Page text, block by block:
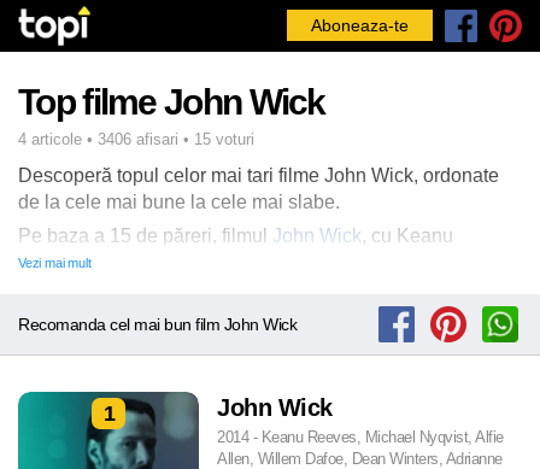
Aboneaza-te
Top filme John Wick
4 articole • 3406 afisari • 15 voturi
Descoperă topul celor mai tari filme John Wick, ordonate
de la cele mai bune la cele mai slabe.
Pe baza a 15 de păreri, filmul John Wick, cu Keanu
Reeves și Michael Nyqvist, a ieșit pe primul loc ca fiind cel
filmele
John Wick: Chapter 2și John Wick: Chapter 4
din
top 4 filme bune John Wick,
Vezi mai mult
Recomanda cel mai bun film John Wick
1 John Wick
2014 - Keanu Reeves, Michael Nyqvist, Alfie
Allen, Willem Dafoe, Dean Winters, Adrianne